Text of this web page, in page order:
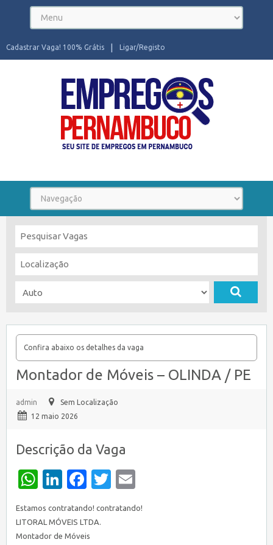
Ligar/Registo
Cadastrar Vaga! 100% Grátis
Confira abaixo os detalhes da vaga
Montador de Móveis – OLINDA / PE
admin
Sem Localização
12 maio 2026
Descrição da Vaga
WhatsApp
LinkedIn
Facebook
Twitter
Estamos contratando! contratando!
LITORAL MÓVEIS LTDA.
Montador de Móveis